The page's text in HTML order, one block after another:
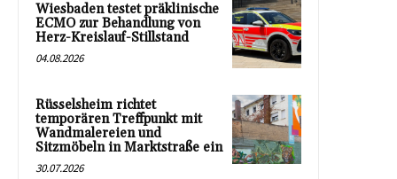
Wiesbaden testet präklinische
ECMO zur Behandlung von
Herz-Kreislauf-Stillstand
04.08.2026
Rüsselsheim richtet
temporären Treffpunkt mit
Wandmalereien und
Sitzmöbeln in Marktstraße ein
30.07.2026